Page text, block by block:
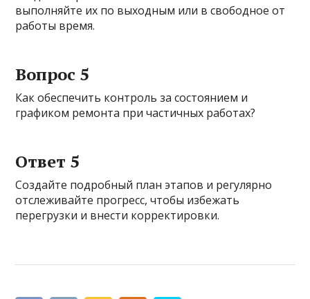
выполняйте их по выходным или в свободное от
работы время.
Вопрос 5
Как обеспечить контроль за состоянием и
графиком ремонта при частичных работах?
Ответ 5
Создайте подробный план этапов и регулярно
отслеживайте прогресс, чтобы избежать
перегрузки и внести корректировки.